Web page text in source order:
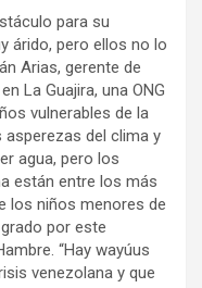
para su
árido, pero ellos no lo
Arias, gerente de
La Guajira, una ONG
vulnerables de la
asperezas del clima y
agua, pero los
están entre los más
los niños menores de
por este
“Hay wayúus
venezolana y que